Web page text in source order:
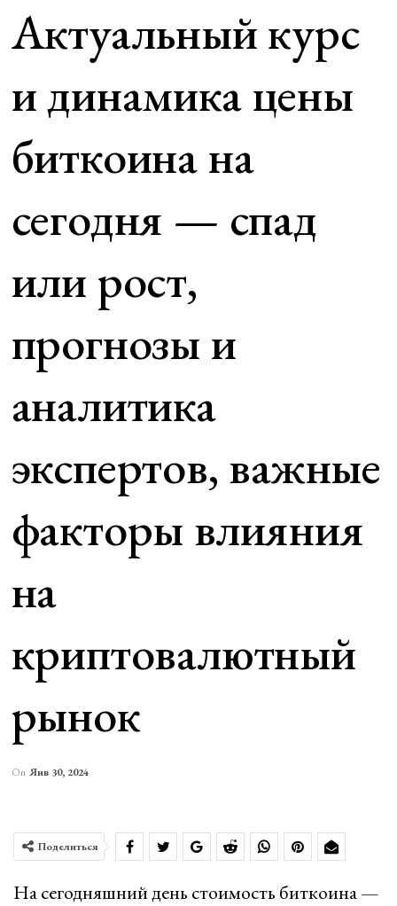
Актуальный курс
и динамика цены
биткоина на
сегодня — спад
или рост,
прогнозы и
аналитика
экспертов, важные
факторы влияния
на
криптовалютный
рынок
On Янв 30, 2024
Поделиться
На сегодняшний день стоимость биткоина —